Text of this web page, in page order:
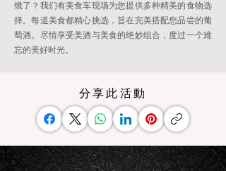
饿了？我们有美食车现场为您提供多种精美的食物选
择。每道美食都精心挑选，旨在完美搭配您品尝的葡
萄酒。尽情享受美酒与美食的绝妙组合，度过一个难
忘的美好时光。
分享此活動